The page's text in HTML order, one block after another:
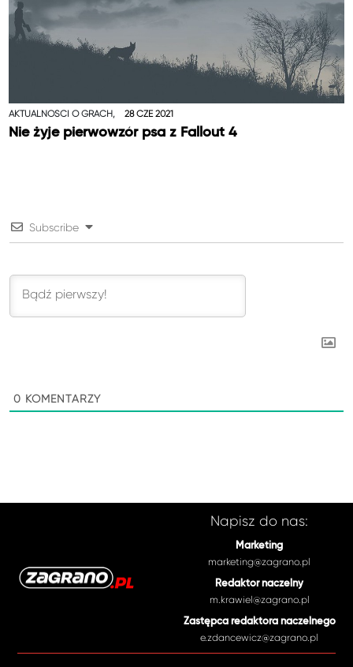
AKTUALNOŚCI O GRACH, 28 CZE 2021
Nie żyje pierwowzór psa z Fallout 4
Subscribe
0 KOMENTARZY
Napisz do nas:
Marketing
marketing@zagrano.pl
Redaktor naczelny
m.krawiel@zagrano.pl
Zastępca redaktora naczelnego
e.zdancewicz@zagrano.pl